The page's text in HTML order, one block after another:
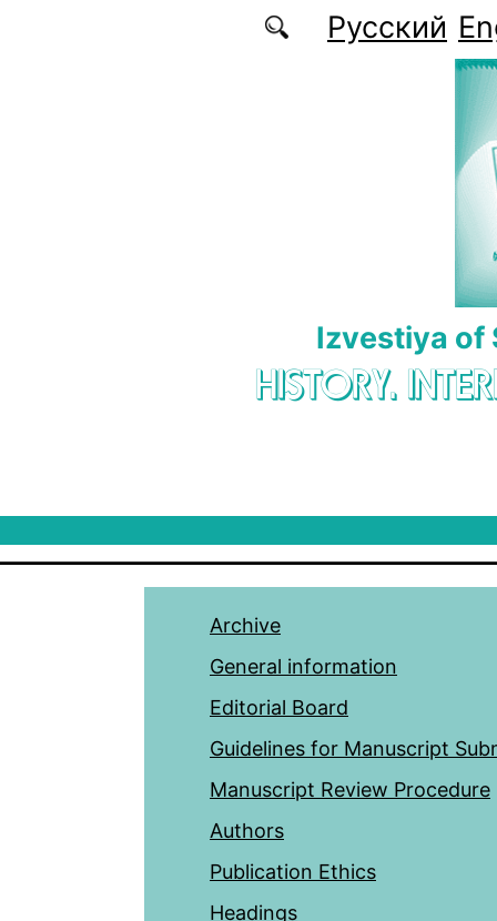
Русский
Izvestiya of
HISTORY.
Archive
General information
Editorial Board
Guidelines for Manuscript
Manuscript Review Procedure
Authors
Publication Ethics
Headings